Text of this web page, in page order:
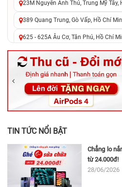
23M Nguyễn Ảnh Thủ, Trung Mỹ Tây,
389 Quang Trung, Gò Vấp, Hồ Chí
625 - 625A Âu Cơ, Tân Phú, Hồ Chí
326 Lê Văn Việt, Tăng Nhơn Phú, Hồ
256 Võ Văn Ngân, Thủ Đức, Hồ Chí
70 Nguyễn An Ninh, Dĩ An, Hồ Chí
24h Vũng Tàu: 162A Ba Cu, Vũng
TIN TỨC NỔI BẬT
Chẳng lo
từ 24.000đ!
28/06/2026